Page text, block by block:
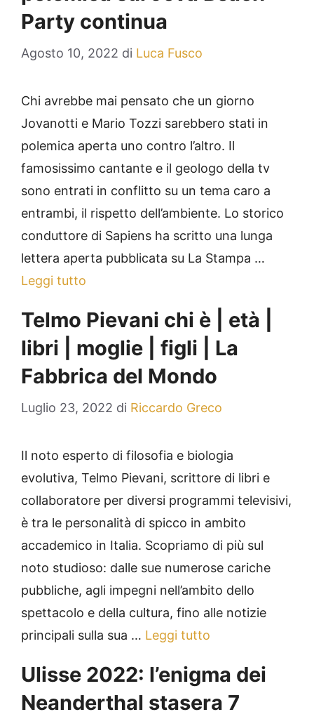
Party continua
Agosto 10, 2022 di Luca Fusco
Chi avrebbe mai pensato che un giorno
Jovanotti e Mario Tozzi sarebbero stati in
polemica aperta uno contro l’altro. Il
famosissimo cantante e il geologo della tv
sono entrati in conflitto su un tema caro a
entrambi, il rispetto dell’ambiente. Lo storico
conduttore di Sapiens ha scritto una lunga
lettera aperta pubblicata su La Stampa …
Leggi tutto
Telmo Pievani chi è | età |
libri | moglie | figli | La
Fabbrica del Mondo
Luglio 23, 2022 di Riccardo Greco
Il noto esperto di filosofia e biologia
evolutiva, Telmo Pievani, scrittore di libri e
collaboratore per diversi programmi televisivi,
è tra le personalità di spicco in ambito
accademico in Italia. Scopriamo di più sul
noto studioso: dalle sue numerose cariche
pubbliche, agli impegni nell’ambito dello
spettacolo e della cultura, fino alle notizie
principali sulla sua … Leggi tutto
Ulisse 2022: l’enigma dei
Neanderthal stasera 7